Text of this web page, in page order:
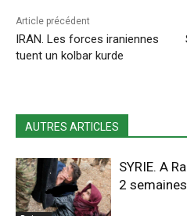
Article précédent
IRAN. Les forces iraniennes
tuent un kolbar kurde
AUTRES ARTICLES
SYRIE. A
2 semaines